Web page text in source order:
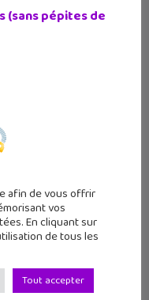
où le
(sans pépites de
afin de vous offrir
vos
En cliquant sur
de tous les
Tout accepter